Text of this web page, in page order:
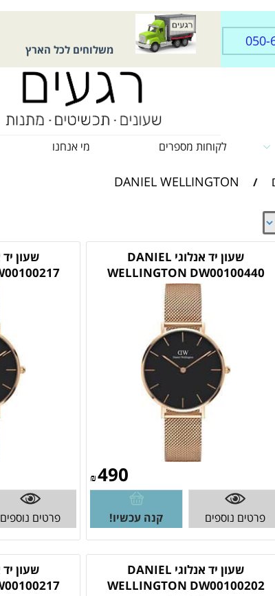
050-
משלוחים לכל הארץ
לקוחות מספרים מי אנחנו
/
DANIEL WELLINGTON
שעון יד אנלוגי DANIEL
WELLINGTON DW00100440
₪490
פרטים נוספים קנה עכשיו! פרטים נוספים
שעון יד אנלוגי DANIEL
WELLINGTON DW00100202